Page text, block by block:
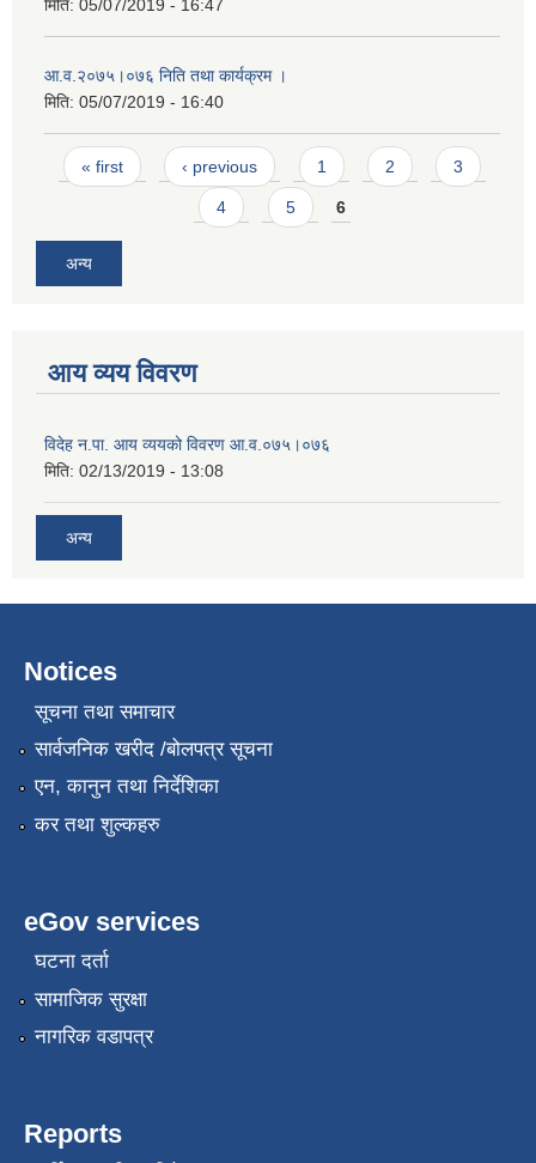
मिति: 05/07/2019 - 16:47
आ.व.२०७५।०७६ निति तथा कार्यक्रम ।
मिति: 05/07/2019 - 16:40
Pages
« first ‹ previous 1 2 3
4 5 6
अन्य
आय व्यय विवरण
विदेह न.पा. आय व्ययको विवरण आ.व.०७५।०७६
मिति: 02/13/2019 - 13:08
अन्य
Notices
सूचना तथा समाचार
सार्वजनिक खरीद /बोलपत्र सूचना
एन, कानुन तथा निर्देशिका
कर तथा शुल्कहरु
eGov services
घटना दर्ता
सामाजिक सुरक्षा
नागरिक वडापत्र
Reports